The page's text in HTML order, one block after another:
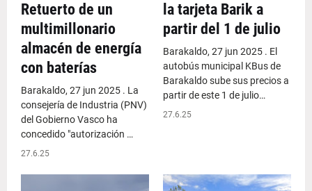
Retuerto de un
multimillonario
almacén de energía
con baterías
Barakaldo, 27 jun 2025 . La
consejería de Industria (PNV)
del Gobierno Vasco ha
concedido "autorización …
27.6.25
la tarjeta Barik a
partir del 1 de julio
Barakaldo, 27 jun 2025 . El
autobús municipal KBus de
Barakaldo sube sus precios a
partir de este 1 de julio…
27.6.25